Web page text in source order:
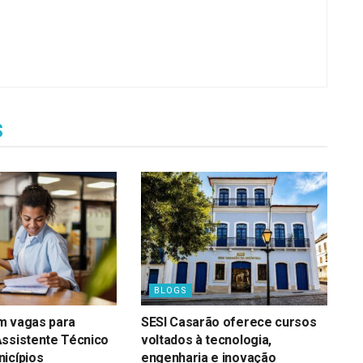
vagas para
Técnico
BLOGS
SESI Casarão oferece cursos
voltados à tecnologia,
engenharia e inovação